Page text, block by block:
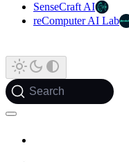
SenseCraft AI
reComputer AI Lab
Search